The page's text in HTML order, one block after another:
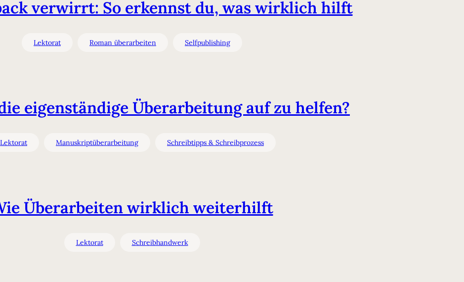
verwirrt: So erkennst du, was wirklich hilft
Lektorat Roman überarbeiten Selfpublishing
eigenständige Überarbeitung auf zu helfen?
Lektorat Manuskriptüberarbeitung Schreibtipps & Schreibprozess
Überarbeiten wirklich weiterhilft
Lektorat Schreibhandwerk